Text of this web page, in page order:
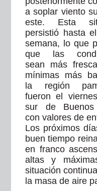
a soplar viento
este. Esta
persistió hasta
semana, lo que
que las
sean más
mínimas más
la región
fueron el
sur de Buenos
con valores de
Los próximos
buen tiempo
en franco
altas y
situación
la masa de aire